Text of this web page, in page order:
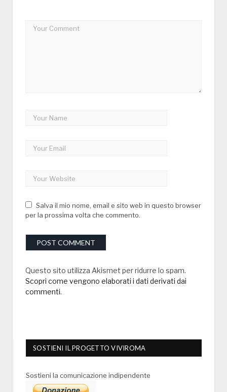
Salva il mio nome, email e sito web in questo browser
per la prossima volta che commento.
Questo sito utilizza Akismet per ridurre lo spam.
Scopri come vengono elaborati i dati derivati dai
commenti.
SOSTIENI IL PROGETTO VIVIROMA
Sostieni la comunicazione indipendente